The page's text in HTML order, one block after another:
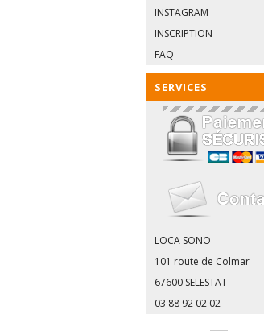
INSTAGRAM
INSCRIPTION
FAQ
SERVICES
LOCA SONO
101 route de Colmar
67600 SELESTAT
03 88 92 02 02